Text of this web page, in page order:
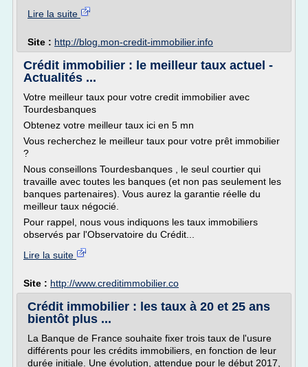
Lire la suite
Site : http://blog.mon-credit-immobilier.info
Crédit immobilier : le meilleur taux actuel -
Actualités ...
Votre meilleur taux pour votre credit immobilier avec
Tourdesbanques
Obtenez votre meilleur taux ici en 5 mn
Vous recherchez le meilleur taux pour votre prêt immobilier
?
Nous conseillons Tourdesbanques , le seul courtier qui
travaille avec toutes les banques (et non pas seulement les
banques partenaires). Vous aurez la garantie réelle du
meilleur taux négocié.
Pour rappel, nous vous indiquons les taux immobiliers
observés par l'Observatoire du Crédit...
Lire la suite
Site : http://www.creditimmobilier.co
Crédit immobilier : les taux à 20 et 25 ans
bientôt plus ...
La Banque de France souhaite fixer trois taux de l'usure
différents pour les crédits immobiliers, en fonction de leur
durée initiale. Une évolution, attendue pour le début 2017,